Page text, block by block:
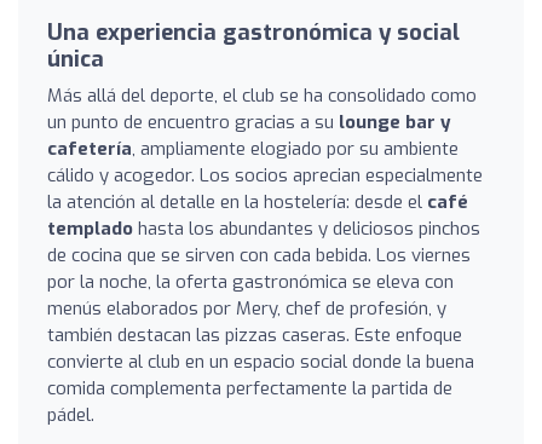
Una experiencia gastronómica y social
única
Más allá del deporte, el club se ha consolidado como
un punto de encuentro gracias a su lounge bar y
cafetería, ampliamente elogiado por su ambiente
cálido y acogedor. Los socios aprecian especialmente
la atención al detalle en la hostelería: desde el café
templado hasta los abundantes y deliciosos pinchos
de cocina que se sirven con cada bebida. Los viernes
por la noche, la oferta gastronómica se eleva con
menús elaborados por Mery, chef de profesión, y
también destacan las pizzas caseras. Este enfoque
convierte al club en un espacio social donde la buena
comida complementa perfectamente la partida de
pádel.